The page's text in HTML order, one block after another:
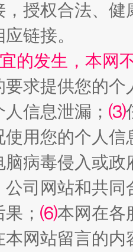
工作
，授权合法、
链接。
的发生，本网
要求提供您的个
信息泄漏； ⑶
使用您的个人
病毒侵入或
司网站和共
； ⑹本网在各
本网站留言的内